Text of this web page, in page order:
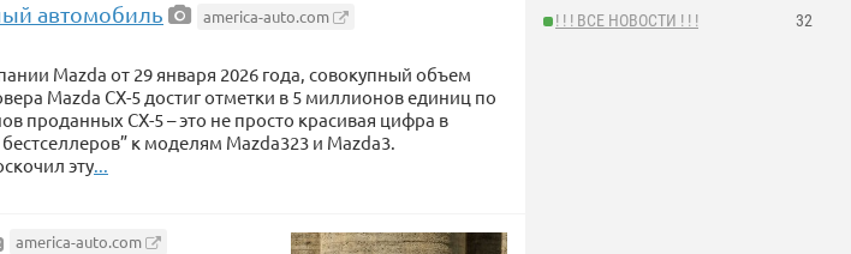
! ! ! ВСЕ НОВОСТИ ! ! ! 32
автомобиль america-auto.com
Mazda от 29 января 2026 года, совокупный объем
Mazda CX-5 достиг отметки в 5 миллионов единиц по
проданных CX-5 – это не просто красивая цифра в
к моделям Mazda323 и Mazda3.
эту...
america-auto.com